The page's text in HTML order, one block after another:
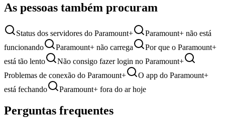
As pessoas também procuram
Status dos servidores do Paramount+
Paramount+ não está
funcionando
Paramount+ não carrega
Por que o Paramount+
está tão lento
Não consigo fazer login no Paramount+
Problemas de conexão do Paramount+
O app do Paramount+
está fechando
Paramount+ fora do ar hoje
Perguntas frequentes